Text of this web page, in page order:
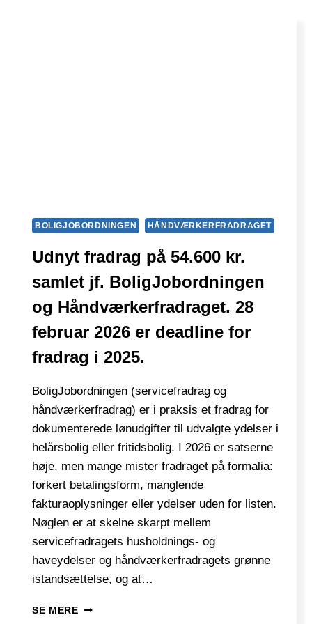
BOLIGJOBORDNINGEN HÅNDVÆRKERFRADRAGET
Udnyt fradrag på 54.600 kr.
samlet jf. BoligJobordningen
og Håndværkerfradraget. 28
februar 2026 er deadline for
fradrag i 2025.
BoligJobordningen (servicefradrag og
håndværkerfradrag) er i praksis et fradrag for
dokumenterede lønudgifter til udvalgte ydelser i
helårsbolig eller fritidsbolig. I 2026 er satserne
høje, men mange mister fradraget på formalia:
forkert betalingsform, manglende
fakturaoplysninger eller ydelser uden for listen.
Nøglen er at skelne skarpt mellem
servicefradragets husholdnings- og
haveydelser og håndværkerfradragets grønne
istandsættelse, og at…
SE MEREUDNYT